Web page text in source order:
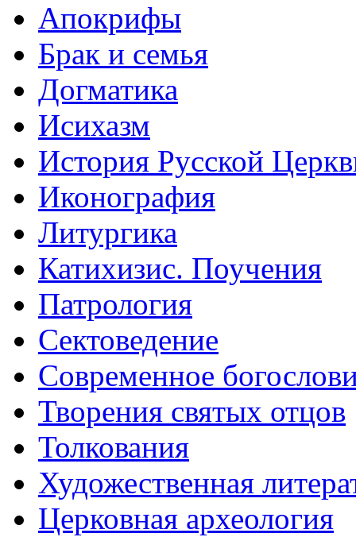
Апокрифы
Брак и семья
Догматика
Исихазм
История Русской
Иконография
Литургика
Катихизис. Поучения
Патрология
Сектоведение
Современное
Творения святых отцов
Толкования
Художественная
Церковная археология